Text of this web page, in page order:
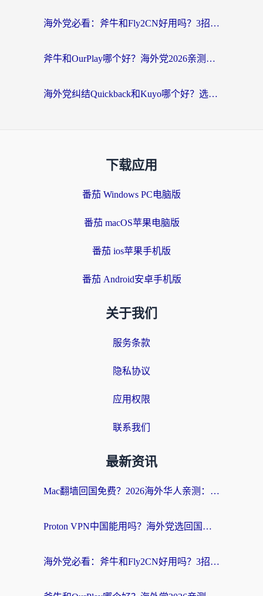
海外党必看：斧牛和Fly2CN好用吗？3招教你选对回国加速器（附免费试用攻略）
斧牛和OurPlay哪个好？海外党2026亲测：选对加速器，国内资源秒加载
海外党纠结Quickback和Kuyo哪个好？选对回国加速器才能无缝刷国内资源
下载应用
番茄 Windows PC电脑版
番茄 macOS苹果电脑版
番茄 ios苹果手机版
番茄 Android安卓手机版
关于我们
服务条款
隐私协议
应用权限
联系我们
最新资讯
Mac翻墙回国免费？2026海外华人亲测：从CCTV5直播到国内APP，这样选加速器才靠谱
Proton VPN中国能用吗？海外党选回国加速器的避坑指南（附番茄加速器实测）
海外党必看：斧牛和Fly2CN好用吗？3招教你选对回国加速器（附免费试用攻略）